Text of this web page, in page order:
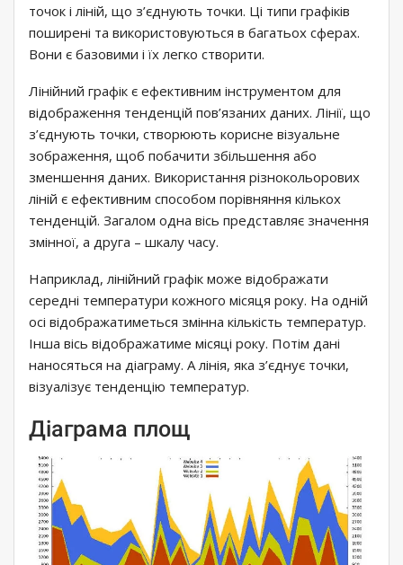
точок і ліній, що з’єднують точки. Ці типи графіків
поширені та використовуються в багатьох сферах.
Вони є базовими і їх легко створити.
Лінійний графік є ефективним інструментом для
відображення тенденцій пов’язаних даних. Лінії, що
з’єднують точки, створюють корисне візуальне
зображення, щоб побачити збільшення або
зменшення даних. Використання різнокольорових
ліній є ефективним способом порівняння кількох
тенденцій. Загалом одна вісь представляє значення
змінної, а друга – шкалу часу.
Наприклад, лінійний графік може відображати
середні температури кожного місяця року. На одній
осі відображатиметься змінна кількість температур.
Інша вісь відображатиме місяці року. Потім дані
наносяться на діаграму. А лінія, яка з’єднує точки,
візуалізує тенденцію температур.
Діаграма площ